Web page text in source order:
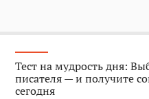
Тест на мудрость дня:
писателя — и получите
сегодня